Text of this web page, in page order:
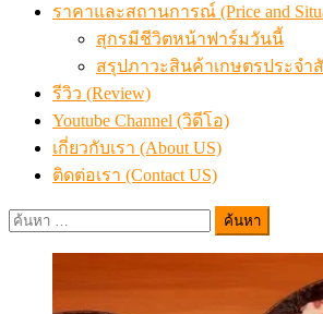
ราคาและสถานการณ์ (Price and
สุกรมีชีวิตหน้าฟาร์มวันนี้
สรุปภาวะสินค้าเกษตรประจำ
รีวิว (Review)
Youtube Channel (วิดีโอ)
เกี่ยวกับเรา (About US)
ติดต่อเรา (Contact US)
ค้นหา